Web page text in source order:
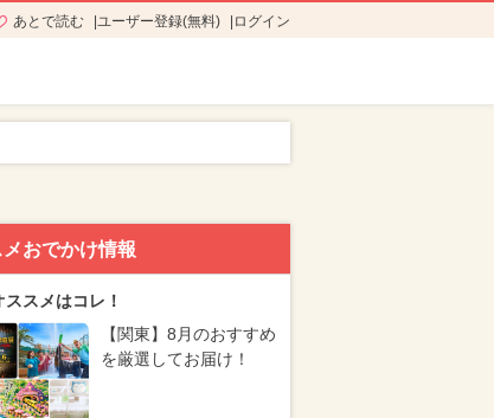
あとで読む ユーザー登録(無料) ログイン
おでかけ情報
スメはコレ！
【関東】8月のおすすめ
を厳選してお届け！